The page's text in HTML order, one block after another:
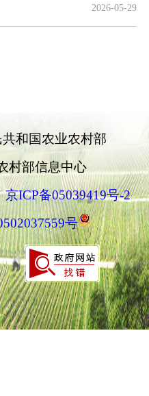
2026-05-29
和国农业农村部
村部信息中心
京ICP备05039419号-2
号